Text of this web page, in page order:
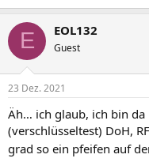
E EOL132
Guest
23 Dez. 2021
Äh… ich glaub, ich bin da
(verschlüsseltest) DoH,
grad so ein pfeifen auf